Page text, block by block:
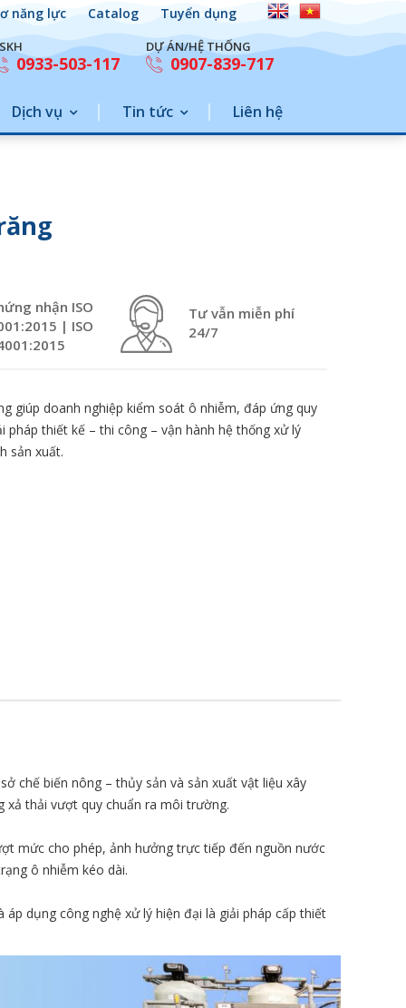
năng lực Catalog Tuyển dụng
0933-503-117
DỰ ÁN/HỆ THỐNG
0907-839-717
Dịch vụ Tin tức Liên hệ
nhận ISO
| ISO
Tư vẫn miễn phí
24/7
giúp doanh nghiệp kiểm soát ô nhiễm, đáp ứng quy
thiết kế – thi công – vận hành hệ thống xử lý
sản xuất.
chế biến nông – thủy sản và sản xuất vật liệu xây
xả thải vượt quy chuẩn ra môi trường.
mức cho phép, ảnh hưởng trực tiếp đến nguồn nước
ô nhiễm kéo dài.
áp dụng công nghệ xử lý hiện đại là giải pháp cấp thiết